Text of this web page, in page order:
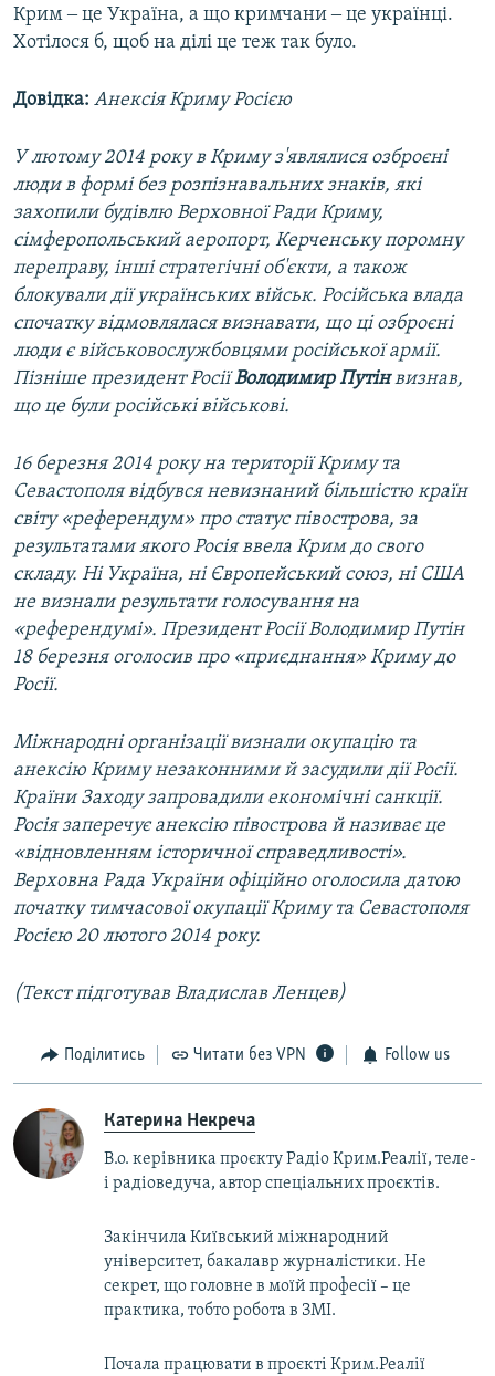
Крим ‒ це Україна, а що кримчани ‒ це українці.
Хотілося б, щоб на ділі це теж так було.
Довідка: Анексія Криму Росією
У лютому 2014 року в Криму з'являлися озброєні
люди в формі без розпізнавальних знаків, які
захопили будівлю Верховної Ради Криму,
сімферопольський аеропорт, Керченську поромну
переправу, інші стратегічні об'єкти, а також
блокували дії українських військ. Російська влада
спочатку відмовлялася визнавати, що ці озброєні
люди є військовослужбовцями російської армії.
Пізніше президент РосіїВолодимир Путінвизнав,
що це були російські військові.
16 березня 2014 року на території Криму та
Севастополя відбувся невизнаний більшістю країн
світу «референдум» про статус півострова, за
результатами якого Росія ввела Крим до свого
складу. Ні Україна, ні Європейський союз, ні США
не визнали результати голосування на
«референдумі». Президент Росії Володимир Путін
18 березня оголосив про «приєднання» Криму до
Росії.
Міжнародні організації визнали окупацію та
анексію Криму незаконними й засудили дії Росії.
Країни Заходу запровадили економічні санкції.
Росія заперечує анексію півострова й називає це
«відновленням історичної справедливості».
Верховна Рада України офіційно оголосила датою
початку тимчасової окупації Криму та Севастополя
Росією 20 лютого 2014 року.
(Текст підготував Владислав Ленцев)
Поділитись Читати без VPN Follow us
Катерина Некреча
В.о. керівника проєкту Радіо Крим.Реалії, теле-
і радіоведуча, автор спеціальних проєктів.
Закінчила Київський міжнародний
університет, бакалавр журналістики. Не
секрет, що головне в моїй професії – це
практика, тобто робота в ЗМІ.
Почала працювати в проєкті Крим.Реалії